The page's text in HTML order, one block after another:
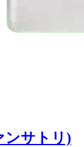
ンサトリ)